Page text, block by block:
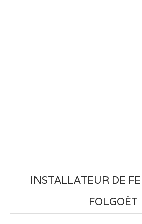
INSTALLATEUR DE
FOLGOËT